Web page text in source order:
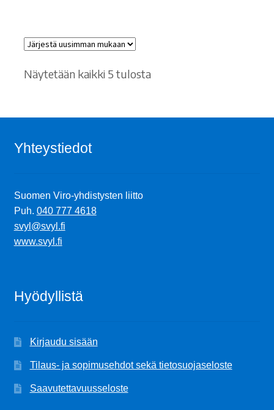
Näytetään kaikki 5 tulostaSorted
Yhteystiedot
Suomen Viro-yhdistysten liitto
Puh. 040 777 4618
svyl@svyl.fi
www.svyl.fi
Hyödyllistä
Kirjaudu sisään
Tilaus- ja sopimusehdot sekä tietosuojaseloste
Saavutettavuusseloste